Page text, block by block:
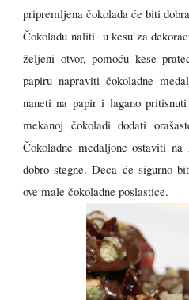
pripremljena čokolada će biti
Čokoladu naliti u kesu za
željeni otvor, pomoću kese
papiru napraviti čokoladne
naneti na papir i lagano
mekanoj čokoladi dodati
Čokoladne medaljone ostaviti
dobro stegne. Deca će sigurno
ove male čokoladne poslastice.